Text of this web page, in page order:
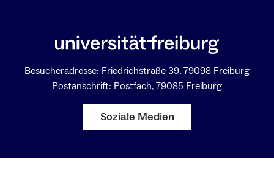
Besucheradresse: Friedrichstraße 39, 79098 Freiburg
Postanschrift: Postfach, 79085 Freiburg
Soziale Medien